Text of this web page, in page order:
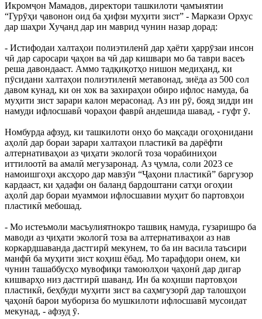
Икромҷон Мамадов, директори ташкилоти ҷамъиятии
“Гурӯҳи ҷавонон оид ба ҳифзи муҳити зист” - Маркази Орхус
дар шаҳри Хуҷанд дар ин маврид чунин назар дорад:
- Истифодаи халтаҳои полиэтиленӣ дар ҳаёти ҳаррӯзаи инсон
чӣ дар саросари ҷаҳон ва чӣ дар кишвари мо ба таври васеъ
реша давондааст. Аммо тадқиқотҳо нишон медиҳанд, ки
пӯсидани халтаҳои полиэтиленӣ метавонад, зиёда аз 500 сол
давом кунад, ки он хок ва захираҳои обиро ифлос намуда, ба
муҳити зист зарари калон мерасонад. Аз ин рӯ, бояд зидди ин
намуди ифлосшавӣ чораҳои фаврӣ андешида шавад, - гуфт ӯ.
Номбурда афзуд, ки ташкилоти онҳо бо мақсади огоҳонидани
аҳолӣ дар бораи зарари халтаҳои пластикӣ ва дарёфти
алтернативаҳои аз ҷиҳати экологӣ тоза чорабиниҳои
иттилоотӣ ва амалӣ мегузаронад. Аз ҷумла, соли 2023 се
намоишгоҳи аксҳоро дар мавзӯи “Ҷаҳони пластикӣ” баргузор
кардааст, ки ҳадафи он баланд бардоштани сатҳи огоҳии
аҳолӣ дар бораи муаммои ифлосшавии муҳит бо партовҳои
пластикӣ мебошад.
- Мо истеъмоли масъулиятнокро ташвиқ намуда, гузаришро ба
маводи аз ҷиҳати экологӣ тоза ва алтернативаҳои аз нав
коркардшаванда дастгирӣ мекунем, то ба ин васила таъсири
манфӣ ба муҳити зист коҳиш ёбад. Мо тарафдори онем, ки
чунин ташаббусҳо мувофиқи тамоюлҳои ҷаҳонӣ дар дигар
кишварҳо низ дастгирӣ шаванд. Ин ба коҳиши партовҳои
пластикӣ, беҳбуди муҳити зист ва саҳмгузорӣ дар талошҳои
ҷаҳонӣ барои мубориза бо мушкилоти ифлосшавӣ мусоидат
мекунад, - афзуд ӯ.